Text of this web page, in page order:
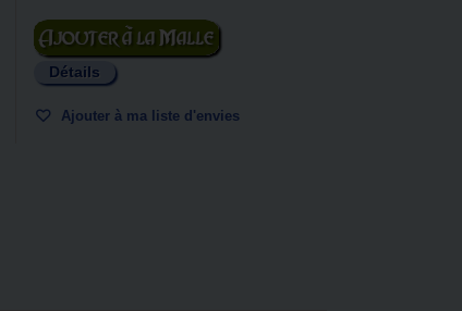
Ajouter au panier
Détails
Ajouter à ma liste d'envies